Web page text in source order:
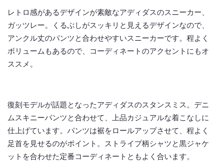
レトロ感があるデザインが素敵なアディダスのスニーカー、
ガッツレー。くるぶしがスッキリと見えるデザインなので、
アンクル丈のパンツと合わせやすいスニーカーです。程よく
ボリュームもあるので、コーディネートのアクセントにもオ
ススメ。
復刻モデルが話題となったアディダスのスタンスミス。デニ
ムスキニーパンツと合わせて、上品カジュアルな着こなしに
仕上げています。パンツは裾をロールアップさせて、程よく
足首を見せるのがポイント。ストライプ柄シャツと黒ジャケ
ットを合わせた定番コーディネートともよく合います。